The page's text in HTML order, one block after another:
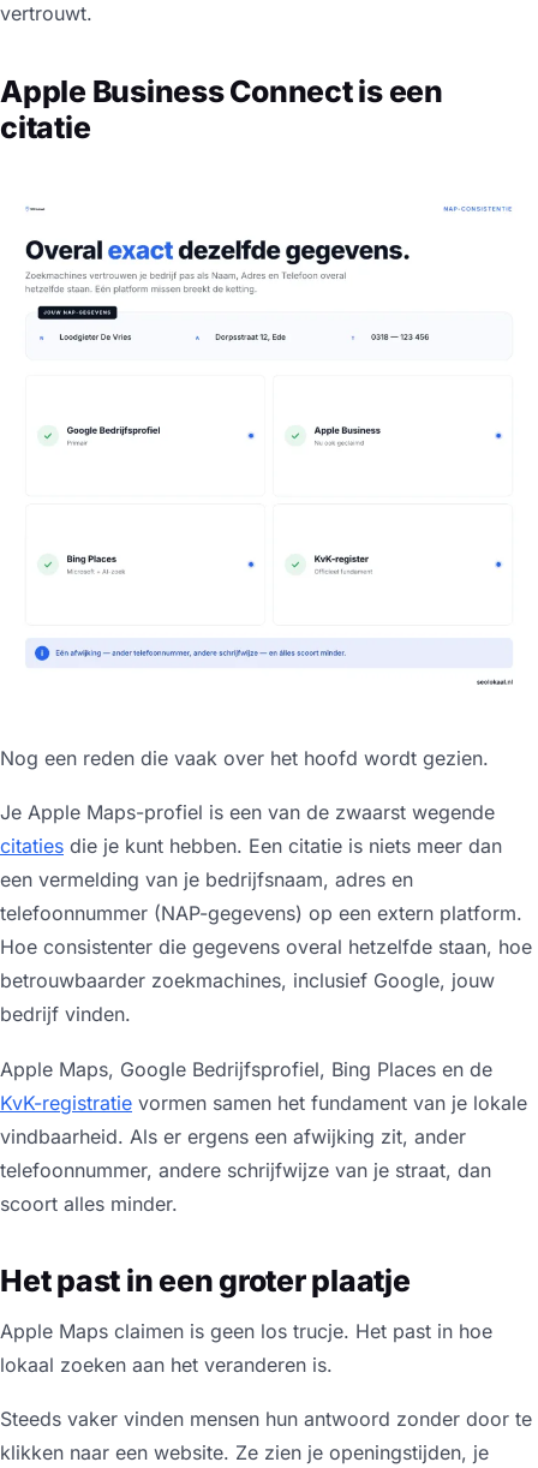
vertrouwt.
Apple Business Connect is een
citatie
Nog een reden die vaak over het hoofd wordt gezien.
Je Apple Maps-profiel is een van de zwaarst wegende
citaties die je kunt hebben. Een citatie is niets meer dan
een vermelding van je bedrijfsnaam, adres en
telefoonnummer (NAP-gegevens) op een extern platform.
Hoe consistenter die gegevens overal hetzelfde staan, hoe
betrouwbaarder zoekmachines, inclusief Google, jouw
bedrijf vinden.
Apple Maps, Google Bedrijfsprofiel, Bing Places en de
KvK-registratie vormen samen het fundament van je lokale
vindbaarheid. Als er ergens een afwijking zit, ander
telefoonnummer, andere schrijfwijze van je straat, dan
scoort alles minder.
Het past in een groter plaatje
Apple Maps claimen is geen los trucje. Het past in hoe
lokaal zoeken aan het veranderen is.
Steeds vaker vinden mensen hun antwoord zonder door te
klikken naar een website. Ze zien je openingstijden, je